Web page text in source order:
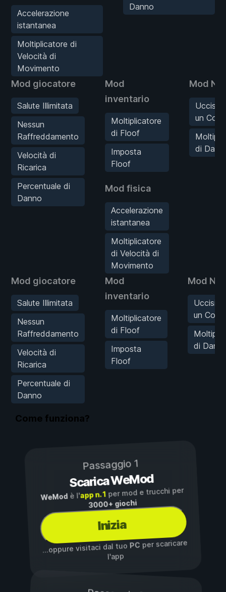
Accelerazione
istantanea
Moltiplicatore di
Velocità di
Movimento
Danno
Mod giocatore
Salute Illimitata
Nessun
Raffreddamento
Velocità di
Ricarica
Percentuale di
Danno
Mod
inventario
Moltiplicatore
di Floof
Imposta
Floof
Mod fisica
Accelerazione
istantanea
Moltiplicatore
di Velocità di
Movimento
Mod
un
di
Mod giocatore
Salute Illimitata
Nessun
Raffreddamento
Velocità di
Ricarica
Percentuale di
Danno
Mod
inventario
Moltiplicatore
di Floof
Imposta
Floof
Mod
un Colpo
di
Come funziona?
Passaggio 1
Scarica WeMod
WeMod è l'app n. 1per mod e trucchi per
3000+ giochi
Inizia
...oppure visitaci dal tuoPC per scaricare
l'app